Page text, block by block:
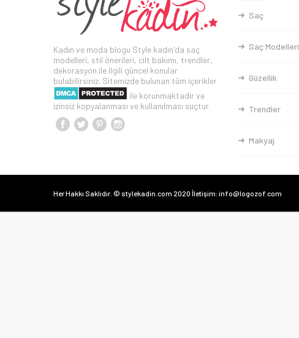
Kadın ve moda blogu Style kadın'da saç
modelleri, stil önerileri, cilt bakımı, trendler,
dekorasyon ile ilgili güncel konular
bulabilirsiniz. Sitemizde bulunan tüm içerikler
ile korunmaktadır ve
izinsiz kopyalanması ve kullanılması suçtur.
Saç
Saç Modelleri
Güzellik
Trendler
Makyaj
Her Hakkı Saklıdır. © stylekadin.com 2020 İletişim: info@logozof.com